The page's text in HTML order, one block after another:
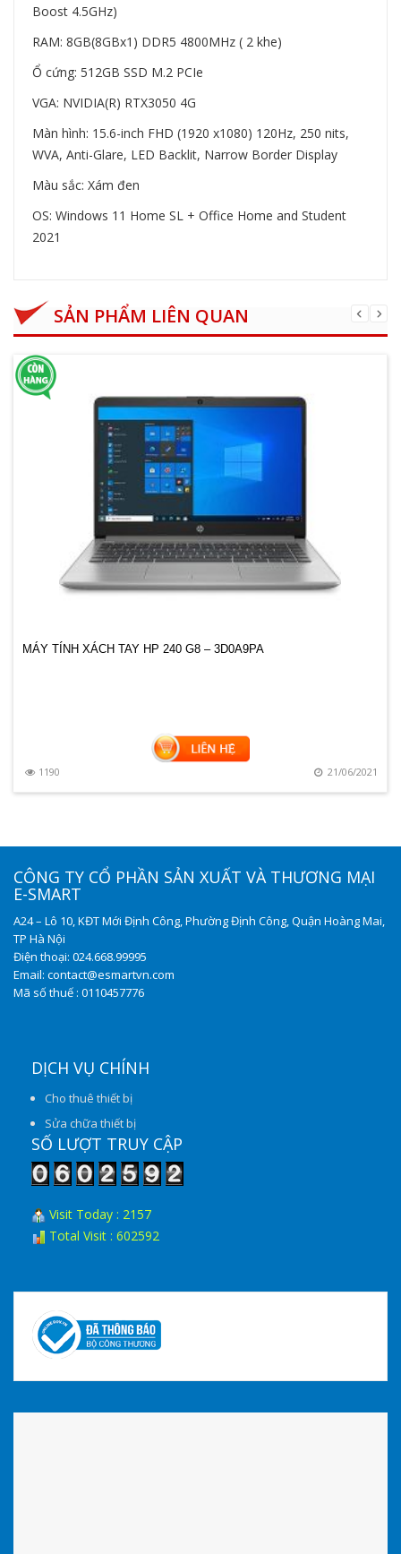
Boost 4.5GHz)
RAM: 8GB(8GBx1) DDR5 4800MHz ( 2 khe)
Ổ cứng: 512GB SSD M.2 PCIe
VGA: NVIDIA(R) RTX3050 4G
Màn hình: 15.6-inch FHD (1920 x1080) 120Hz, 250 nits,
WVA, Anti-Glare, LED Backlit, Narrow Border Display
Màu sắc: Xám đen
OS: Windows 11 Home SL + Office Home and Student
2021
SẢN PHẨM LIÊN QUAN
MÁY TÍNH XÁCH TAY HP 240 G8 – 3D0A9PA
1190 21/06/2021
CÔNG TY CỔ PHẦN SẢN XUẤT VÀ THƯƠNG MẠI
E-SMART
A24 – Lô 10, KĐT Mới Định Công, Phường Định Công, Quận Hoàng Mai,
TP Hà Nội
Điện thoại: 024.668.99995
Email: contact@esmartvn.com
Mã số thuế : 0110457776
DỊCH VỤ CHÍNH
Cho thuê thiết bị
Sửa chữa thiết bị
SỐ LƯỢT TRUY CẬP
Visit Today : 2157
Total Visit : 602592